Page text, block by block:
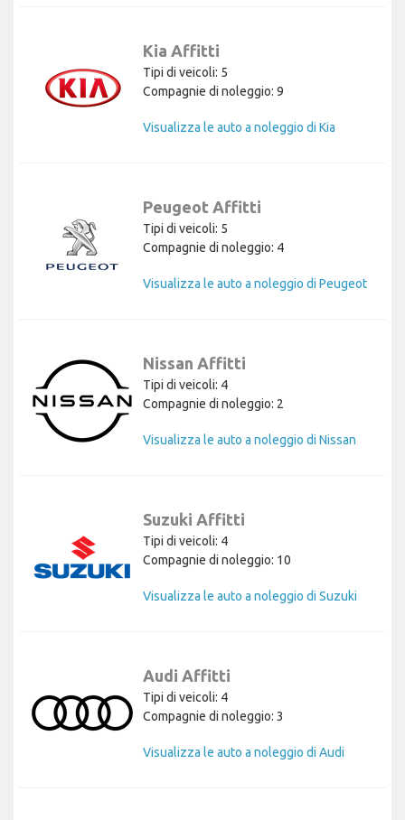
Kia Affitti
Tipi di veicoli: 5
Compagnie di noleggio: 9
Visualizza le auto a noleggio di Kia
Peugeot Affitti
Tipi di veicoli: 5
Compagnie di noleggio: 4
Visualizza le auto a noleggio di Peugeot
Nissan Affitti
Tipi di veicoli: 4
Compagnie di noleggio: 2
Visualizza le auto a noleggio di Nissan
Suzuki Affitti
Tipi di veicoli: 4
Compagnie di noleggio: 10
Visualizza le auto a noleggio di Suzuki
Audi Affitti
Tipi di veicoli: 4
Compagnie di noleggio: 3
Visualizza le auto a noleggio di Audi